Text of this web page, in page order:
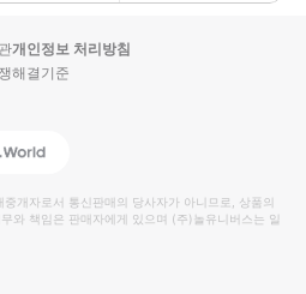
개인정보 처리방침
해결기준
Global
중개자로서 통신판매의 당사자가 아니므로, 상품의
와 책임은 판매자에게 있으며 (주)놀유니버스는 일